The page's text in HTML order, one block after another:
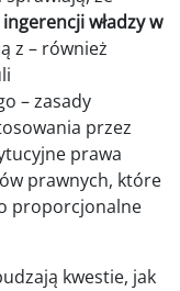
władzy w
z – również
– zasady
przez
prawa
prawnych, które
proporcjonalne
kwestie, jak